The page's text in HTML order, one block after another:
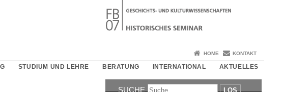
HOME KONTAKT
STUDIUM UND LEHRE BERATUNG INTERNATIONAL AKTUELLES
SUCHE LOS